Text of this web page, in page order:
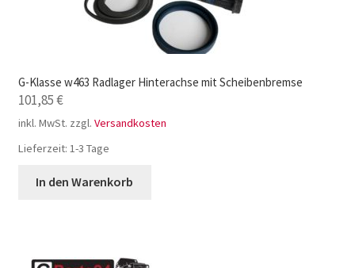
G-Klasse w463 Radlager Hinterachse mit Scheibenbremse
101,85€
inkl. MwSt. zzgl. Versandkosten
Lieferzeit: 1-3 Tage
In den Warenkorb